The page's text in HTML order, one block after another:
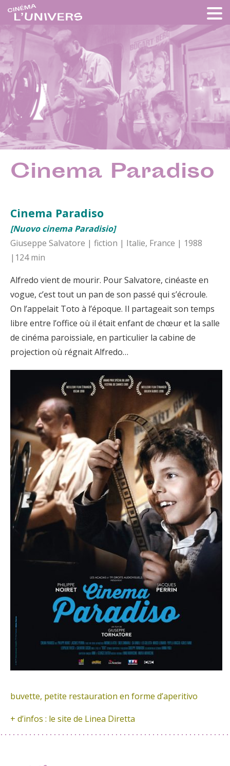
Cinema Paradiso
Cinema Paradiso
[Nuovo cinema Paradisio]
Giuseppe Salvatore | fiction | Italie, France | 1988
|124 min
Alfredo vient de mourir. Pour Salvatore, cinéaste en
vogue, c’est tout un pan de son passé qui s’écroule.
On l’appelait Toto à l’époque. Il partageait son temps
libre entre l’office où il était enfant de chœur et la salle
de cinéma paroissiale, en particulier la cabine de
projection où régnait Alfredo…
buvette, petite restauration en forme d’aperitivo
+ d’infos : le site de Linea Diretta